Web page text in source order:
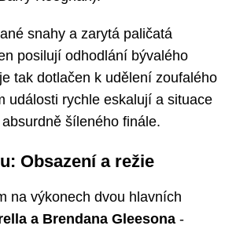
snahy a zarytá paličatá
posilují odhodlání bývalého
tak dotlačen k udělení zoufalého
události rychle eskalují a situace
šíleného finále.
Obsazení a režie
na výkonech dvou hlavních
a Brendana Gleesona -